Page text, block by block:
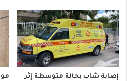
إصابة شاب بحالة متوسطة إثر